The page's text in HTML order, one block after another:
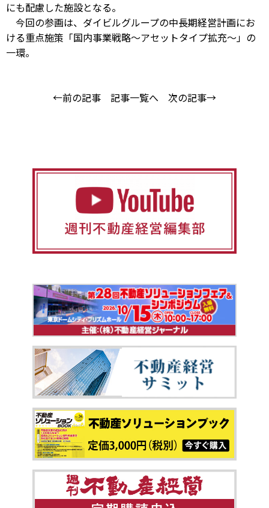
にも配慮した施設となる。
今回の参画は、ダイビルグループの中長期経営計画にお
ける重点施策「国内事業戦略～アセットタイプ拡充～」の
一環。
←前の記事 記事一覧へ 次の記事→